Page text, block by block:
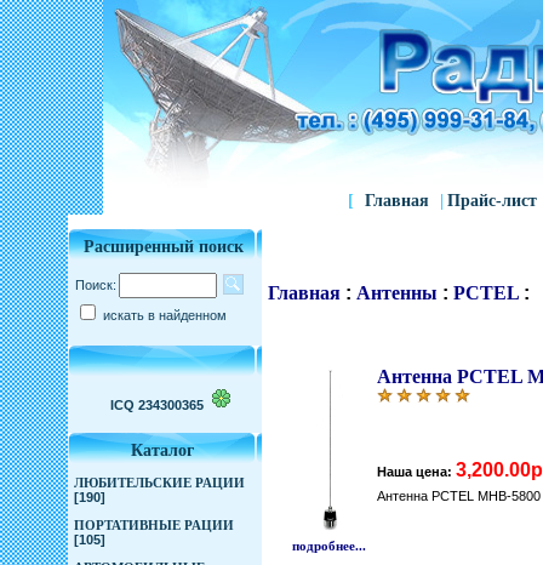
[ Главная Прайс-лист
Расширенный поиск
Поиск:
искать в найденном
ICQ 234300365
Каталог
ЛЮБИТЕЛЬСКИЕ РАЦИИ
[190]
ПОРТАТИВНЫЕ РАЦИИ
[105]
Главная : Антенны : PCTEL :
подробнее...
Антенна PCTEL
Наша цена:
Антенна PCTEL MHB-